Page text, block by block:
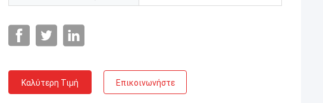
Καλύτερη Τιμή Επικοινωνήστε